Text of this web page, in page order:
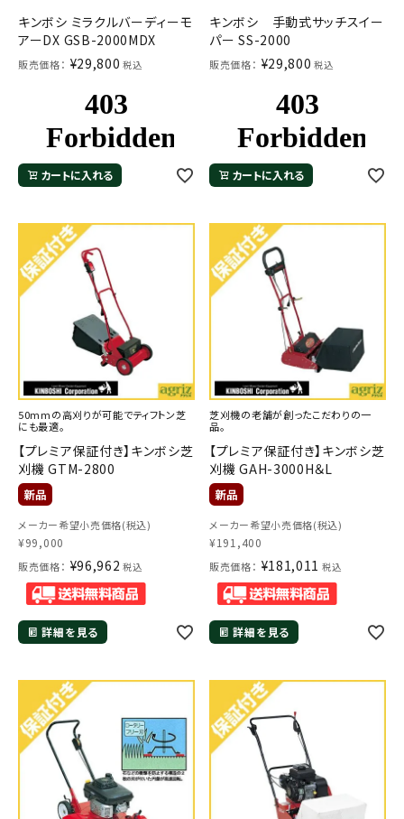
キンボシ ミラクルバーディーモ
アーDX GSB-2000MDX
販売価格： ¥29,800 税込
カートに入れる
キンボシ 手動式サッチスイー
パー SS-2000
販売価格： ¥29,800 税込
カートに入れる
50mmの高刈りが可能でティフトン芝
にも最適。
【プレミア保証付き】キンボシ芝
刈機 GTM-2800
メーカー希望小売価格(税込)
¥99,000
販売価格： ¥96,962 税込
詳細を見る
芝刈機の老舗が創ったこだわりの一
品。
【プレミア保証付き】キンボシ芝
刈機 GAH-3000H＆L
メーカー希望小売価格(税込)
¥191,400
販売価格： ¥181,011 税込
詳細を見る